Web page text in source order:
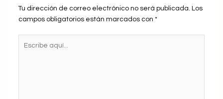
Tu dirección de correo electrónico no será publicada. Los
campos obligatorios están marcados con *